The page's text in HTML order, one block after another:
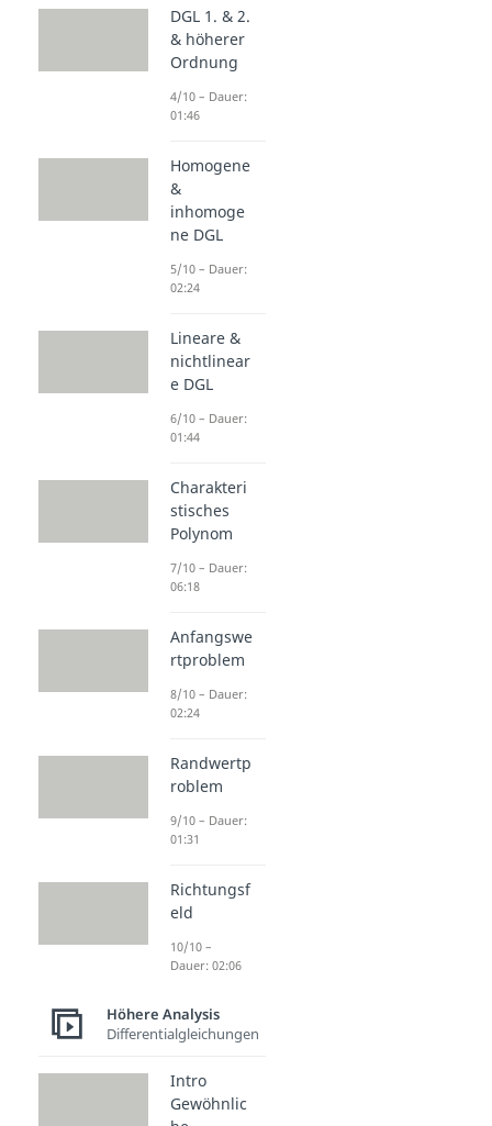
DGL 1. & 2.
& höherer
Ordnung
4/10 – Dauer:
01:46
Homogene
&
inhomoge
ne DGL
5/10 – Dauer:
02:24
Lineare &
nichtlinear
e DGL
6/10 – Dauer:
01:44
Charakteri
stisches
Polynom
7/10 – Dauer:
06:18
Anfangswe
rtproblem
8/10 – Dauer:
02:24
Randwertp
roblem
9/10 – Dauer:
01:31
Richtungsf
eld
10/10 –
Dauer: 02:06
Höhere Analysis
Differentialgleichungen
Intro
Gewöhnlic